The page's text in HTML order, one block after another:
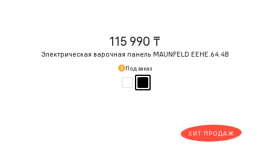
115 990 ₸
Электрическая варочная панель MAUNFELD EEHE.64.4B
Под заказ
ХИТ ПРОДАЖ